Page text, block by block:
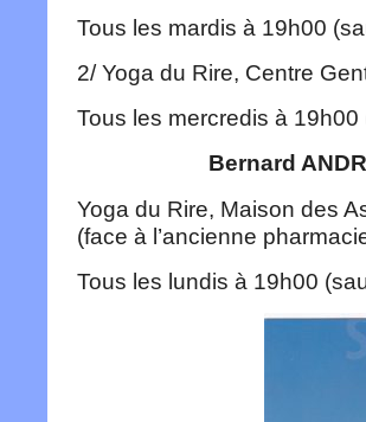
Tous les mardis à 19h00
2/ Yoga du Rire, Centre
Tous les mercredis à
Bernard
Yoga du Rire, Maison des
(face à l’ancienne
Tous les lundis à 19h00